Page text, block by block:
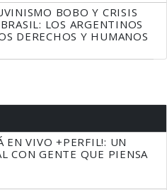
BOBO Y CRISIS
LOS ARGENTINOS
DERECHOS Y HUMANOS
EN VIVO +PERFIL!: UN
CON GENTE QUE PIENSA